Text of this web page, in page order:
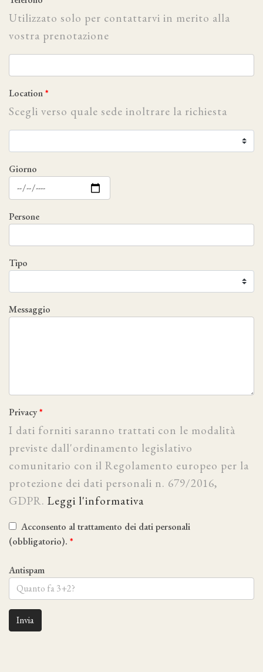
Utilizzato solo per contattarvi in merito alla
vostra prenotazione
Location
Scegli verso quale sede inoltrare la richiesta
Giorno
Persone
Tipo
Messaggio
Privacy
I dati forniti saranno trattati con le modalità
previste dall'ordinamento legislativo
comunitario con il Regolamento europeo per la
protezione dei dati personali n. 679/2016,
GDPR. Leggi l'informativa
Acconsento al trattamento dei dati personali
(obbligatorio).
Antispam
Invia